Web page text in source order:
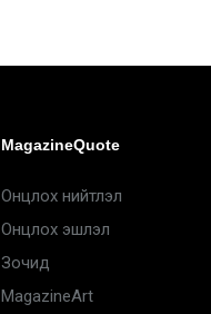
MagazineQuote
Онцлох нийтлэл
Онцлох эшлэл
Зочид
MagazineArt